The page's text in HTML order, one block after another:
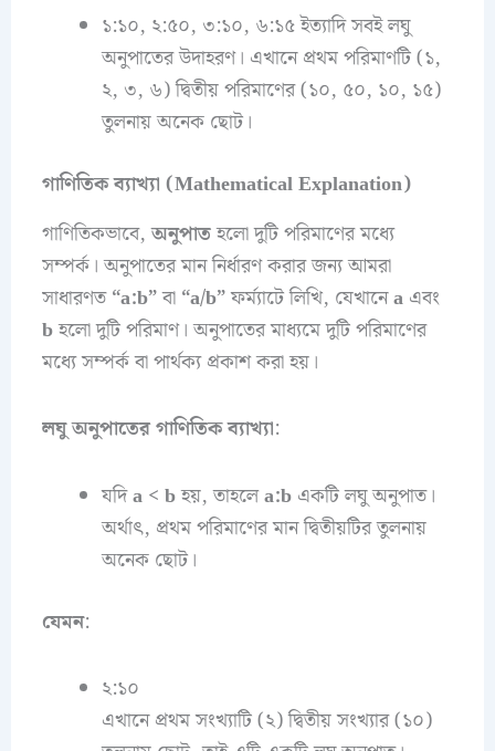
১:১০, ২:৫০, ৩:১০, ৬:১৫ ইত্যাদি সবই লঘু
অনুপাতের উদাহরণ। এখানে প্রথম পরিমাণটি (১,
২, ৩, ৬) দ্বিতীয় পরিমাণের (১০, ৫০, ১০, ১৫)
তুলনায় অনেক ছোট।
গাণিতিক ব্যাখ্যা (Mathematical Explanation)
গাণিতিকভাবে,অনুপাতহলো দুটি পরিমাণের মধ্যে
সম্পর্ক। অনুপাতের মান নির্ধারণ করার জন্য আমরা
সাধারণত“a:b”বা “a/b”ফর্ম্যাটে লিখি, যেখানেaএবং
bহলো দুটি পরিমাণ। অনুপাতের মাধ্যমে দুটি পরিমাণের
মধ্যে সম্পর্ক বা পার্থক্য প্রকাশ করা হয়।
লঘু অনুপাতের গাণিতিক ব্যাখ্যা:
যদিa < bহয়, তাহলেa:bএকটি লঘু অনুপাত।
অর্থাৎ, প্রথম পরিমাণের মান দ্বিতীয়টির তুলনায়
অনেক ছোট।
যেমন:
২:১০
এখানে প্রথম সংখ্যাটি (২) দ্বিতীয় সংখ্যার (১০)